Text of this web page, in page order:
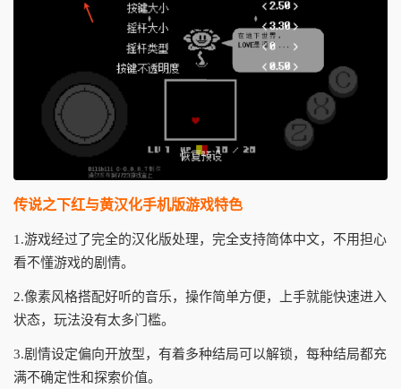
传说之下红与黄汉化手机版游戏特色
1.游戏经过了完全的汉化版处理，完全支持简体中文，不用担心
看不懂游戏的剧情。
2.像素风格搭配好听的音乐，操作简单方便，上手就能快速进入
状态，玩法没有太多门槛。
3.剧情设定偏向开放型，有着多种结局可以解锁，每种结局都充
满不确定性和探索价值。